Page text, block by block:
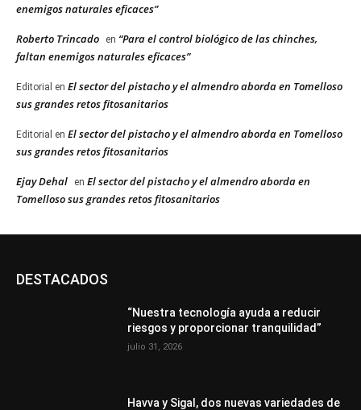
enemigos naturales eficaces”
Roberto Trincado en “Para el control biológico de las chinches,
faltan enemigos naturales eficaces”
Editorial en El sector del pistacho y el almendro aborda en Tomelloso
sus grandes retos fitosanitarios
Editorial en El sector del pistacho y el almendro aborda en Tomelloso
sus grandes retos fitosanitarios
Ejay Dehal en El sector del pistacho y el almendro aborda en
Tomelloso sus grandes retos fitosanitarios
DESTACADOS
“Nuestra tecnología ayuda a reducir
riesgos y proporcionar tranquilidad”
julio 31, 2026
Havva y Sigal, dos nuevas variedades de